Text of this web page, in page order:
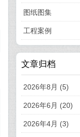
图纸图集
工程案例
文章归档
2026年8月 (5)
2026年6月 (20)
2026年4月 (3)